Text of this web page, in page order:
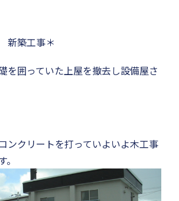
築工事＊
を囲っていた上屋を撤去し設備屋さ
ンクリートを打っていよいよ木工事